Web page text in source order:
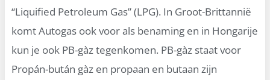
“Liquified Petroleum Gas” (LPG). In Groot-Brittannië
komt Autogas ook voor als benaming en in Hongarije
kun je ook PB-gàz tegenkomen. PB-gàz staat voor
Propán-bután gàz en propaan en butaan zijn